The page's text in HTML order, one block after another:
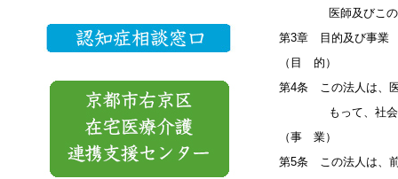
医師及びこの法人
第3章 目的及び事業
（目 的）
第4条 この法人は、
もって、社会の福
（事 業）
第5条 この法人は、